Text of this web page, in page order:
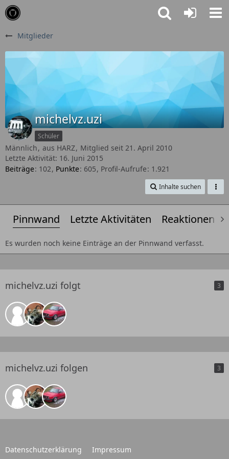
Mitglieder
michelvz.uzi
Schüler
Männlich aus HARZ Mitglied seit 21. April 2010
Letzte Aktivität: 16. Juni 2015
Beiträge 102 Punkte 605 Profil-Aufrufe 1.921
Inhalte suchen
Pinnwand Letzte Aktivitäten Reaktionen
Es wurden noch keine Einträge an der Pinnwand verfasst.
michelvz.uzi folgt 3
michelvz.uzi folgen 3
Datenschutzerklärung Impressum